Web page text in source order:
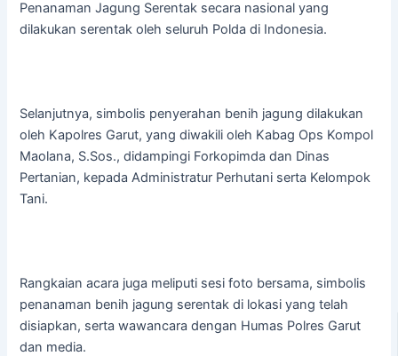
Penanaman Jagung Serentak secara nasional yang
dilakukan serentak oleh seluruh Polda di Indonesia.
Selanjutnya, simbolis penyerahan benih jagung dilakukan
oleh Kapolres Garut, yang diwakili oleh Kabag Ops Kompol
Maolana, S.Sos., didampingi Forkopimda dan Dinas
Pertanian, kepada Administratur Perhutani serta Kelompok
Tani.
Rangkaian acara juga meliputi sesi foto bersama, simbolis
penanaman benih jagung serentak di lokasi yang telah
disiapkan, serta wawancara dengan Humas Polres Garut
dan media.